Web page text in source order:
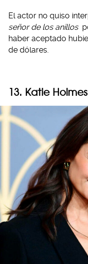
El actor no quiso
señor de los anillos
haber aceptado
de dólares.
13. Katie Holmes